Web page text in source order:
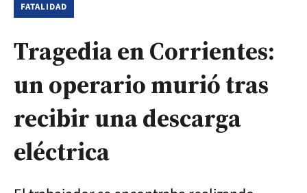
FATALIDAD
Tragedia en Corrientes:
un operario murió tras
recibir una descarga
eléctrica